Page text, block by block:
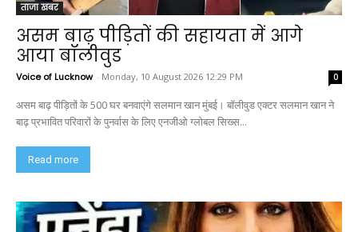
ताजा खबर
असम बाढ़ पीड़ितों की सहायता में आगे
आया बॉलीवुड
Voice of Lucknow - Monday, 10 August 2026 12:29 PM 0
असम बाढ़ पीड़ितों के 500 घर बनवाएंगे सलमान खान मुंबई। बॉलीवुड एक्टर सलमान खान ने
बाढ़ प्रभावित परिवारों के पुनर्वास के लिए एनजीओ ग्लोबल सिख्स...
Read more